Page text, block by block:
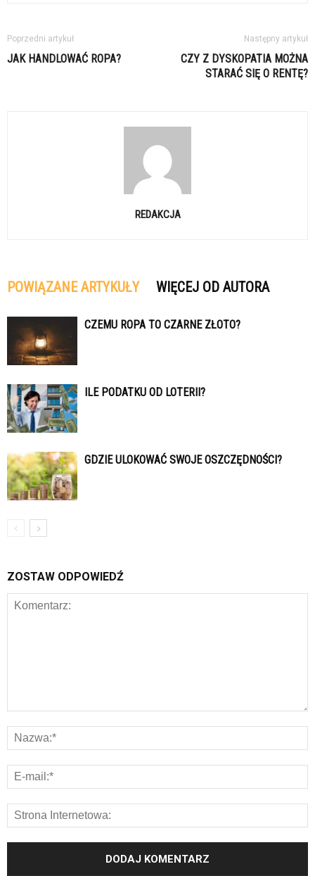
Poprzedni artykuł
JAK HANDLOWAĆ ROPA?
Następny artykuł
CZY Z DYSKOPATIA MOŻNA
STARAĆ SIĘ O RENTĘ?
REDAKCJA
POWIĄZANE ARTYKUŁY WIĘCEJ OD AUTORA
CZEMU ROPA TO CZARNE ZŁOTO?
ILE PODATKU OD LOTERII?
GDZIE ULOKOWAĆ SWOJE OSZCZĘDNOŚCI?
ZOSTAW ODPOWIEDŹ